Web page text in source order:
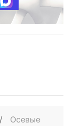
/
Осевые